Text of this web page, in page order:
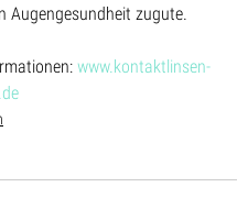
Augengesundheit zugute.
www.kontaktlinsen-